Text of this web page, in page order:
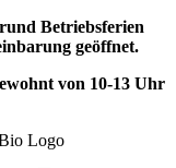
Betriebsferien
geöffnet.
von 10-13 Uhr